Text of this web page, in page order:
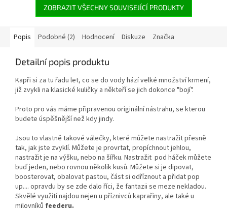
ZOBRAZIT VŠECHNY SOUVISEJÍCÍ PRODUKTY
Popis Podobné (2) Hodnocení Diskuze Značka
Detailní popis produktu
Kapři si za tu řadu let, co se do vody hází velké množství krmení,
již zvykli na klasické kuličky a někteří se jich dokonce "bojí".
Proto pro vás máme připravenou originální nástrahu, se kterou
budete úspěšnější než kdy jindy.
Jsou to vlastně takové válečky, které můžete nastražit přesně
tak, jak jste zvyklí. Můžete je provrtat, propíchnout jehlou,
nastražit je na výšku, nebo na šířku. Nastražit pod háček můžete
buď jeden, nebo rovnou několik kusů. Můžete si je dipovat,
boosterovat, obalovat pastou, část si odříznout a přidat pop
up.... opravdu by se zde dalo říci, že fantazii se meze nekladou.
Skvělé využití najdou nejen u příznivců kaprařiny, ale také u
milovníků feederu.